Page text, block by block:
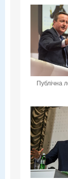
Публічна